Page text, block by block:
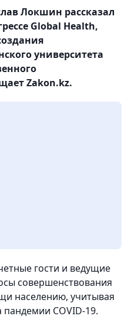
Локшин рассказал
Global Health,
университета
Zakon.kz.
гости и ведущие
совершенствования
населению, учитывая
COVID-19.